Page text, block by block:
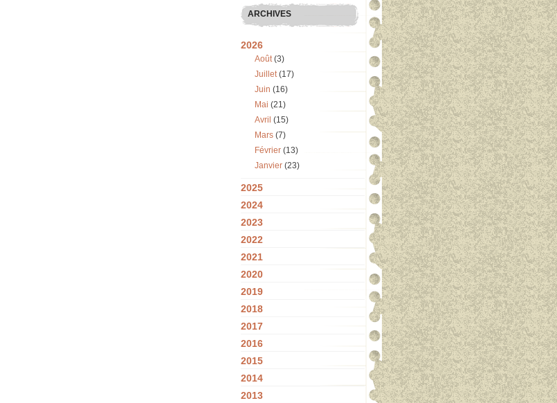
ARCHIVES
2026
Août(3)
Juillet(17)
Juin (16)
Mai (21)
Avril (15)
Mars (7)
Février (13)
Janvier (23)
2025
2024
2023
2022
2021
2020
2019
2018
2017
2016
2015
2014
2013